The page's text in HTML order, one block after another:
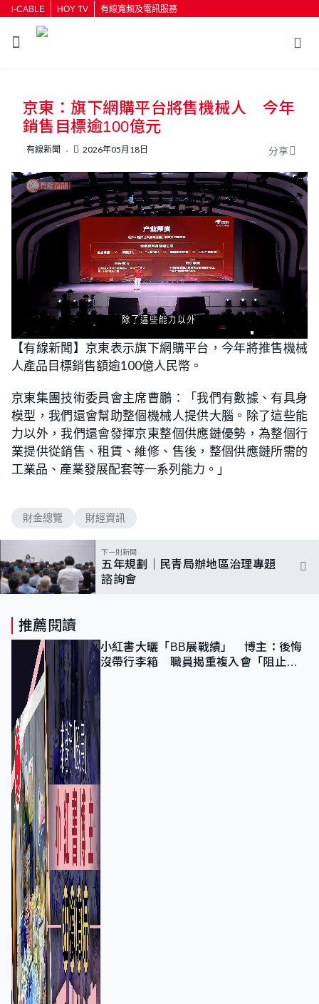
i-CABLE HOY TV 有線寬頻及電訊服務
按輸入鍵開始搜尋
京東：旗下網購平台將售機械人 今年
銷售目標逾100億元
有線新聞 2026年05月18日 分享
n
m
t
e
o
a
d
e
d
7
.
0
6
%
【有線新聞】京東表示旗下網購平台，今年將推售機械
人產品目標銷售額逾100億人民幣。
京東集團技術委員會主席曹鵬：「我們有數據、有具身
模型，我們還會幫助整個機械人提供大腦。除了這些能
力以外，我們還會發揮京東整個供應鏈優勢，為整個行
業提供從銷售、租賃、維修、售後，整個供應鏈所需的
工業品、產業發展配套等一系列能力。」
財金總覽 財經資訊
下一則新聞
五年規劃｜民青局辦地區治理專題
諮詢會
推薦閱讀
小紅書大曬「BB展戰績」 博主：後悔
沒帶行李箱 職員揭重複入會「阻止唔